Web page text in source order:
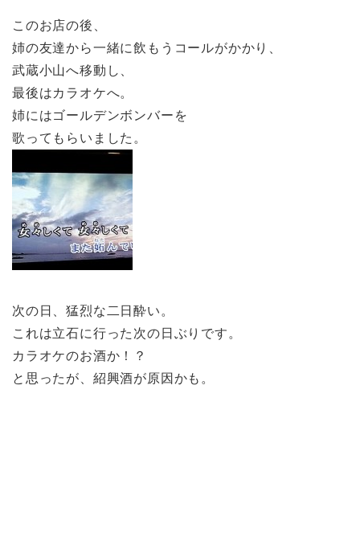
このお店の後、
姉の友達から一緒に飲もうコールがかかり、
武蔵小山へ移動し、
最後はカラオケへ。
姉にはゴールデンボンバーを
歌ってもらいました。
次の日、猛烈な二日酔い。
これは立石に行った次の日ぶりです。
カラオケのお酒か！？
と思ったが、紹興酒が原因かも。